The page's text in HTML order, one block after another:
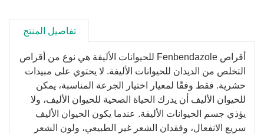
تفاصيل المنتج
أقراص Fenbendazole للحيوانات الأليفة هي نوع من أقراص
التخلص من الديدان للحيوانات الأليفة. لا يحتوي على مبيدات
حشرية. فقط وفقًا لمعيار اختيار الجرعة المناسبة، يمكن
للحيوان الأليف أن يدرك الحياة الصحية للحيوان الأليف، ولا
يؤذي جسم الحيوانات الأليفة. عندما يكون الحيوان الأليف
سريع الانفعال، وفقدان الشعر غير الطبيعي، ولون الشعر